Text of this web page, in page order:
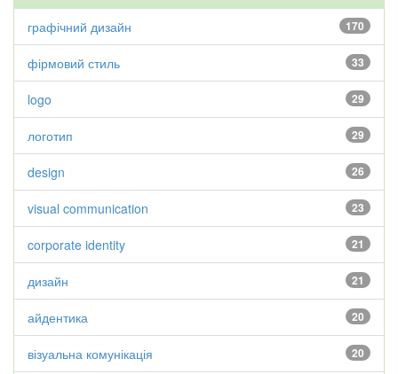
170
графічний дизайн
33
фірмовий стиль
29
logo
29
логотип
26
design
23
visual communication
21
corporate identity
21
дизайн
20
айдентика
20
візуальна комунікація